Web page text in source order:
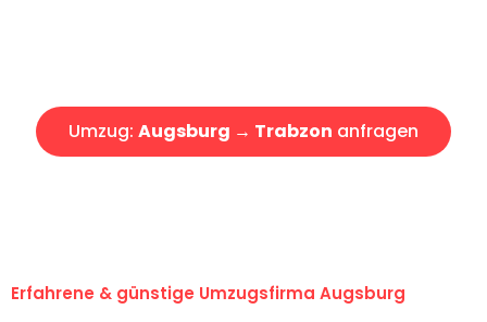
Umzug: Augsburg → Trabzon anfragen
Erfahrene & günstige Umzugsfirma Augsburg